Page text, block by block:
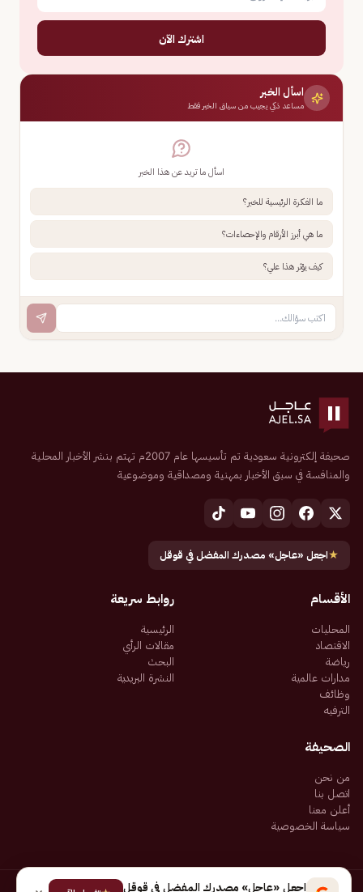
اشترك الآن
اسأل الخبر
مساعد ذكي يجيب من سياق الخبر فقط
اسأل ما تريد عن هذا الخبر
ما الفكرة الرئيسية للخبر؟
ما هي أبرز الأرقام والإحصاءات؟
كيف يؤثر هذا علي؟
صحيفة إلكترونية سعودية تم تأسيسها عام 2007م تهتم بنشر الأخبار المحلية
والمنافسة في سبق الأخبار بمهنية ومصداقية وموضوعية
★اجعل «عاجل» مصدرك المفضل في قوقل
الأقسام
المحليات
الاقتصاد
رياضة
مدارات عالمية
وظائف
الترفيه
روابط سريعة
الرئيسية
مقالات الرأي
البحث
النشرة البريدية
الصحيفة
من نحن
اتصل بنا
أعلن معنا
سياسة الخصوصية
اجعل «عاجل» مصدرك المفضل في قوقل